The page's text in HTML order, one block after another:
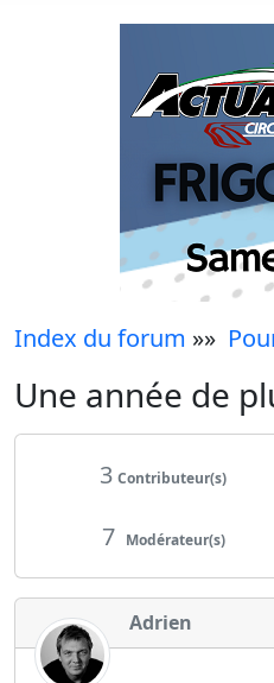
Index du forum »»
Une année de
3 Contributeur(s)
7 Modérateur(s)
Adrien